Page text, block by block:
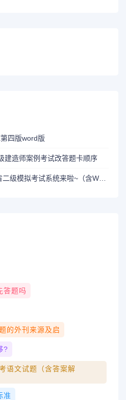
四版word版
建造师案例考试改答题卡顺序
答题吗
的外刊来源及启
?
语文试题（含答案解
准